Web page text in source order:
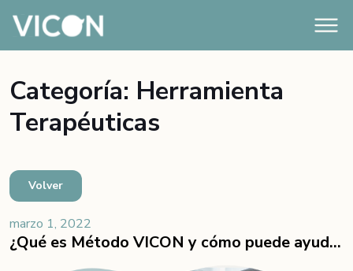
Categoría: Herramienta
Terapéuticas
Volver
marzo 1, 2022
¿Qué es Método VICON y cómo puede ayudarme con mi niño y su lenguaje? Preguntas y respuestas. Parte 1